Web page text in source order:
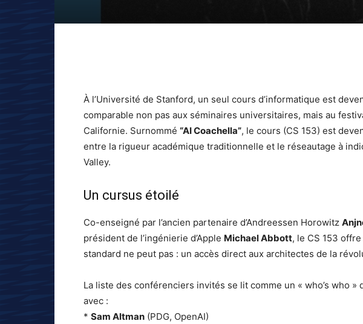
À l’Université de Stanford, un seul cours d’informatique est
comparable non pas aux séminaires universitaires, mais au
Californie. Surnommé “AI Coachella”, le cours (CS 153) est
entre la rigueur académique traditionnelle et le réseautage à
Valley.
Un cursus étoilé
Co-enseigné par l’ancien partenaire d’Andreessen Horowitz
président de l’ingénierie d’Apple Michael Abbott, le CS 153
standard ne peut pas : un accès direct aux architectes de la
La liste des conférenciers invités se lit comme un « who’s who »
avec :
* Sam Altman (PDG, OpenAI)